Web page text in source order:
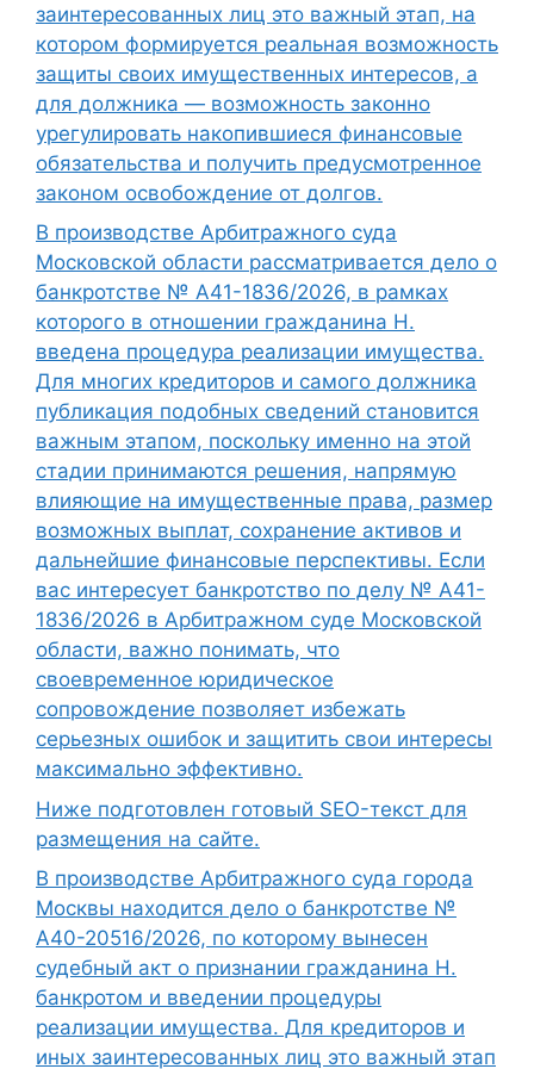
заинтересованных лиц это важный этап, на
котором формируется реальная возможность
защиты своих имущественных интересов, а
для должника — возможность законно
урегулировать накопившиеся финансовые
обязательства и получить предусмотренное
законом освобождение от долгов.
В производстве Арбитражного суда
Московской области рассматривается дело о
банкротстве № А41-1836/2026, в рамках
которого в отношении гражданина Н.
введена процедура реализации имущества.
Для многих кредиторов и самого должника
публикация подобных сведений становится
важным этапом, поскольку именно на этой
стадии принимаются решения, напрямую
влияющие на имущественные права, размер
возможных выплат, сохранение активов и
дальнейшие финансовые перспективы. Если
вас интересует банкротство по делу № А41-
1836/2026 в Арбитражном суде Московской
области, важно понимать, что
своевременное юридическое
сопровождение позволяет избежать
серьезных ошибок и защитить свои интересы
максимально эффективно.
Ниже подготовлен готовый SEO-текст для
размещения на сайте.
В производстве Арбитражного суда города
Москвы находится дело о банкротстве №
А40-20516/2026, по которому вынесен
судебный акт о признании гражданина Н.
банкротом и введении процедуры
реализации имущества. Для кредиторов и
иных заинтересованных лиц это важный этап